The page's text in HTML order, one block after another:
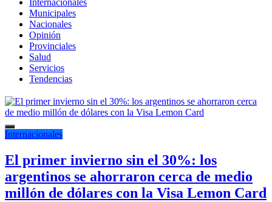
Municipales
Nacionales
Opinión
Provinciales
Salud
Servicios
Tendencias
Internacionales
El primer invierno sin el 30%: los
argentinos se ahorraron cerca de medio
millón de dólares con la Visa Lemon Card